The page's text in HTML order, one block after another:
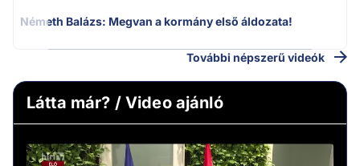
Németh Balázs: Megvan a kormány első áldozata!
További népszerű videók
Látta már? / Video ajánló